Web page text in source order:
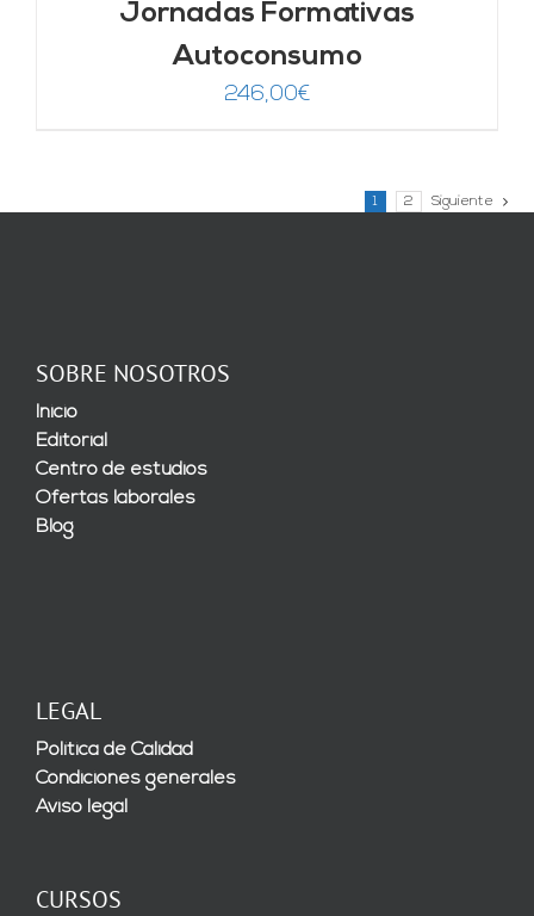
Jornadas Formativas
Autoconsumo
246,00€
1 2 Siguiente
SOBRE NOSOTROS
Inicio
Editorial
Centro de estudios
Ofertas laborales
Blog
LEGAL
Política de Calidad
Condiciones generales
Aviso legal
CURSOS